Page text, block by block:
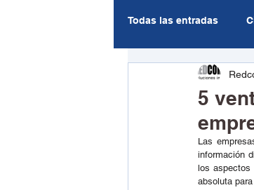
Todas las entradas
Gestión de servicios
Multicloud
5
Las
información
los aspectos
absoluta